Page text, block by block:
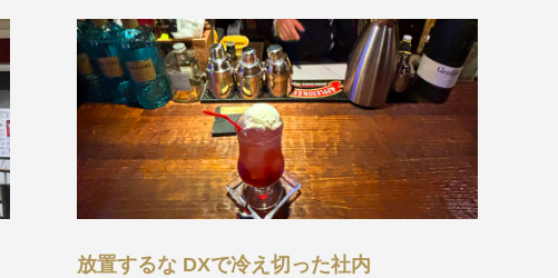
放置するな DXで冷え切った社内